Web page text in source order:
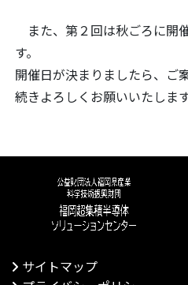
また、第２回は秋ごろに開
す。
開催日が決まりましたら、ご
続きよろしくお願いいたしま
サイトマップ